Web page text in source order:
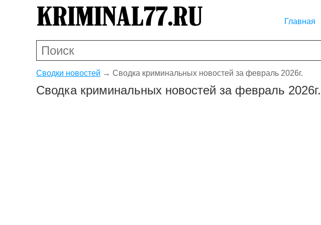
Главная
Сводки новостей → Сводка криминальных новостей за февраль 2026г.
Сводка криминальных новостей за февраль 2026г.